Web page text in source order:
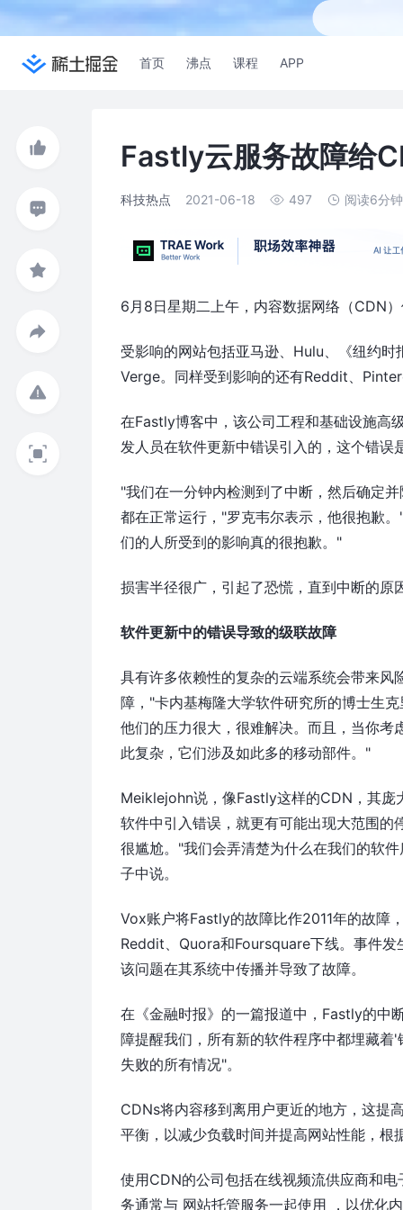
首页 沸点 课程 APP
Fastly云服务故障给
科技热点 2021-06-18 497 阅读6分钟
6月8日星期二上午，内容数据网络（CDN
受影响的网站包括亚马逊、Hulu、《纽约
Verge。同样受到影响的还有Reddit、
在Fastly博客中，该公司工程和基础设施高
发人员在软件更新中错误引入的，这个错
"我们在一分钟内检测到了中断，然后确定
都在正常运行，"罗克韦尔表示，他很抱歉
们的人所受到的影响真的很抱歉。"
损害半径很广，引起了恐慌，直到中断的原
软件更新中的错误导致的级联故障
具有许多依赖性的复杂的云端系统会带来
障，"卡内基梅隆大学软件研究所的博士生
他们的压力很大，很难解决。而且，当你
此复杂，它们涉及如此多的移动部件。"
Meiklejohn说，像Fastly这样的CDN，其庞
软件中引入错误，就更有可能出现大范围
很尴尬。"我们会弄清楚为什么在我们的软
子中说。
Vox账户将Fastly的故障比作2011年的故障
Reddit、Quora和Foursquare下线。事件
该问题在其系统中传播并导致了故障。
在《金融时报》的一篇报道中，Fastly的中
障提醒我们，所有新的软件程序中都埋藏
失败的所有情况"。
CDNs将内容移到离用户更近的地方，这提
平衡，以减少负载时间并提高网站性能，
使用CDN的公司包括在线视频流供应商和
务通常与 网站托管服务一起使用 ，以优化